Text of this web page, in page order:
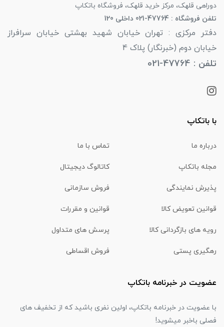
دوراهی قلهک، مرکز خرید قلهک، فروشگاه باتکاپ
تلفن فروشگاه : 47764-021 داخلی 120
دفتر مرکزی : تهران خیابان شهید بهشتی خیابان سرافراز
خیابان دوم (خبرنگار) پلاک 4
تلفن : 47764-021
با باتکاپ
درباره ما تماس با ما
مجله باتکاپ کاتالوگ دیجیتال
پذیرش نمایندگی فروش سازمانی
قوانین تعویض کالا قوانین و مقررات
رویه های بازگردانی کالا پرسش های متداول
رهگیری پستی فروش اقساطی
عضویت در خبرنامه باتکاپ
با عضویت در خبرنامه باتکاپ، اولین نفری باشید که از تخفیف های
فصلی باخبر میشوید!